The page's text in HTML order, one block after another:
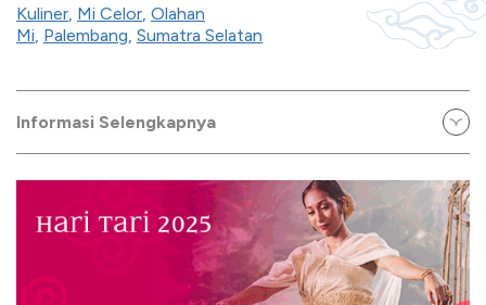
Kuliner, Mi Celor, Olahan
Mi, Palembang, Sumatra Selatan
Informasi Selengkapnya